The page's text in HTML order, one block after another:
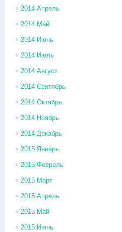
2014 Апрель
2014 Май
2014 Июнь
2014 Июль
2014 Август
2014 Сентябрь
2014 Октябрь
2014 Ноябрь
2014 Декабрь
2015 Январь
2015 Февраль
2015 Март
2015 Апрель
2015 Май
2015 Июнь